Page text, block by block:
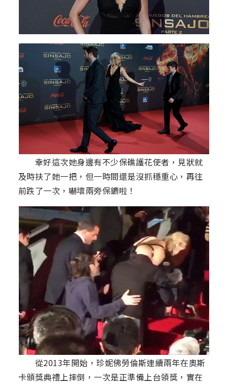
幸好這次她身邊有不少保礁護花使者，見狀就
及時扶了她一把，但一時間還是沒抓穩重心，再往
前跌了一次，嚇壞兩旁保鑣啦！
從2013年開始，珍妮佛勞倫斯連續兩年在奧斯
卡頒獎典禮上摔倒，一次是正準備上台領獎，實在